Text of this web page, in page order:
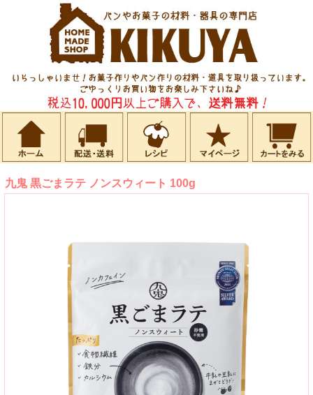
九鬼 黒ごまラテ ノンスウィート 100g